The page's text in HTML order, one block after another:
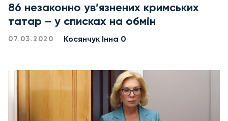
86 незаконно ув’язнених кримських
татар – у списках на обмін
07.03.2020 Косянчук Інна 0